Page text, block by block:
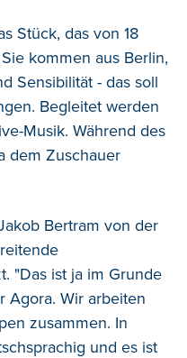
Stück, das von 18
kommen aus Berlin,
Sensibilität - das soll
Begleitet werden
Musik. Während des
dem Zuschauer
Bertram von der
"Das ist ja im Grunde
Agora. Wir arbeiten
zusammen. In
und es ist